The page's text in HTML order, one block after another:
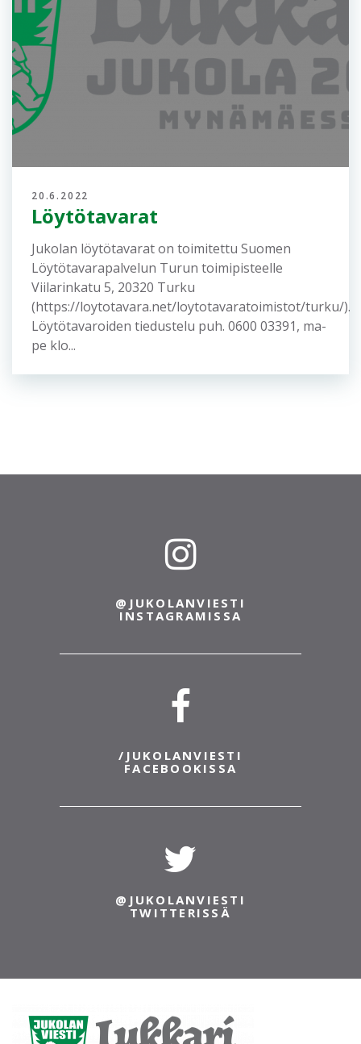
21.6.2022
järjestäjille
Kiitämme kaikia talkoolaisia, katsojia ja etenkin
osallistujia onnistuneesta Lukkari-Jukolasta.
Pyydämme lähettämään kaikki palautteet
sähköpostitse osoitteeseen:
palaute.2022@jukola.com Terveisin Lukkari-
Jukolan järjestäjät
Löytötavarapalvelun Turun toimipisteelle
Viilarinkatu 5, 20320 Turku
(https://loytotavara.net/loytotavaratoimistot/turku/).
@JUKOLANVIESTI
INSTAGRAMISSA